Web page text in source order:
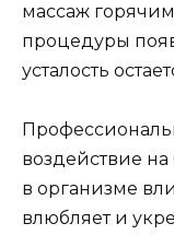
массаж
процедуры
усталость
воздействие
в организме
влюбляет и